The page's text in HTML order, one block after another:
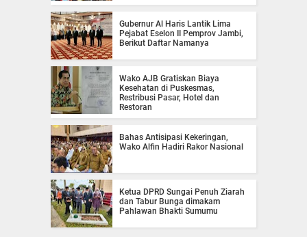
Gubernur Al Haris Lantik Lima
Pejabat Eselon II Pemprov Jambi,
Berikut Daftar Namanya
Wako AJB Gratiskan Biaya
Kesehatan di Puskesmas,
Restribusi Pasar, Hotel dan
Restoran
Bahas Antisipasi Kekeringan,
Wako Alfin Hadiri Rakor Nasional
Ketua DPRD Sungai Penuh Ziarah
dan Tabur Bunga dimakam
Pahlawan Bhakti Sumumu